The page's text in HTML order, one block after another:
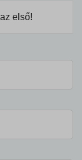
első!